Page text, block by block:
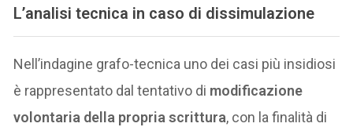
L’analisi tecnica in caso di dissimulazione
Nell’indagine grafo-tecnica uno dei casi più insidiosi
è rappresentato dal tentativo di modificazione
volontaria della propria scrittura, con la finalità di